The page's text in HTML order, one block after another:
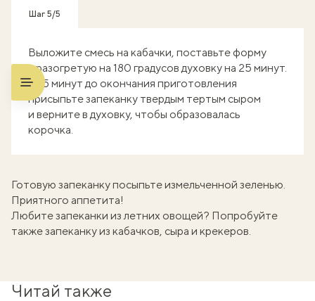
Шаг 5/5
Выложите смесь на кабачки, поставьте форму
в разогретую на 180 градусов духовку на 25 минут.
За 5 минут до окончания приготовления
присыпьте запеканку твердым тертым сыром
и верните в духовку, чтобы образовалась
корочка.
Готовую запеканку посыпьте измельченной зеленью.
Приятного аппетита!
Любите запеканки из летних овощей? Попробуйте
такжезапеканку из кабачков, сыра и крекеров.
Читай также